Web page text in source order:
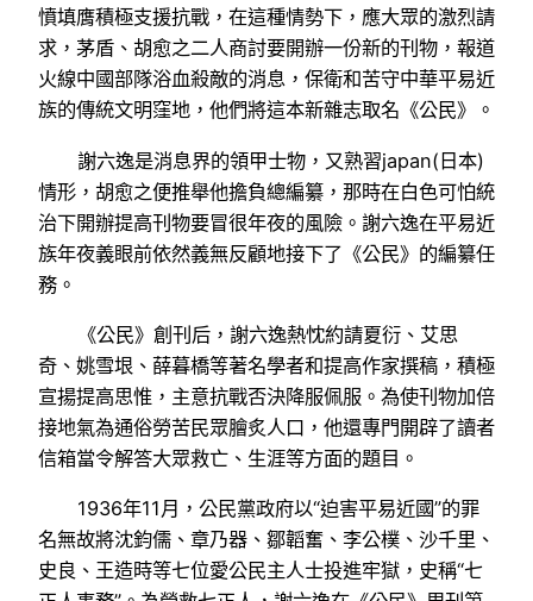
憤填膺積極支援抗戰，在這種情勢下，應大眾的激烈請
求，茅盾、胡愈之二人商討要開辦一份新的刊物，報道
火線中國部隊浴血殺敵的消息，保衛和苦守中華平易近
族的傳統文明窪地，他們將這本新雜志取名《公民》。
謝六逸是消息界的領甲士物，又熟習japan(日本)
情形，胡愈之便推舉他擔負總編纂，那時在白色可怕統
治下開辦提高刊物要冒很年夜的風險。謝六逸在平易近
族年夜義眼前依然義無反顧地接下了《公民》的編纂任
務。
《公民》創刊后，謝六逸熱忱約請夏衍、艾思
奇、姚雪垠、薛暮橋等著名學者和提高作家撰稿，積極
宣揚提高思惟，主意抗戰否決降服佩服。為使刊物加倍
接地氣為通俗勞苦民眾膾炙人口，他還專門開辟了讀者
信箱當令解答大眾救亡、生涯等方面的題目。
1936年11月，公民黨政府以“迫害平易近國”的罪
名無故將沈鈞儒、章乃器、鄒韜奮、李公樸、沙千里、
史良、王造時等七位愛公民主人士投進牢獄，史稱“七